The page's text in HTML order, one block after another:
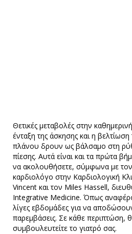
Θετικές μεταβολές στην
ένταξη της άσκησης και η
πλάνου δρουν ως βάλσαμο στη
πίεσης. Αυτά είναι και τα πρώτα
να ακολουθήσετε, σύμφωνα με
καρδιολόγο στην Καρδιολογική
Vincent και τον Miles Hassell,
Integrative Medicine. Όπως
λίγες εβδομάδες για να
παρεμβάσεις. Σε κάθε περιπτώση,
συμβουλευτείτε το γιατρό σας.